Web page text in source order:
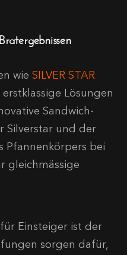
wie SILVER STAR
erstklassige Lösungen
Sandwich-
Silverstar und der
Pfannenkörpers bei
gleichmässige
Einsteiger ist der
sorgen dafür,